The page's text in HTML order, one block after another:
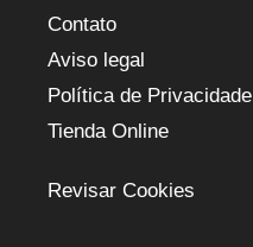
Contato
Aviso legal
Política de Privacidade
Tienda Online
Revisar Cookies